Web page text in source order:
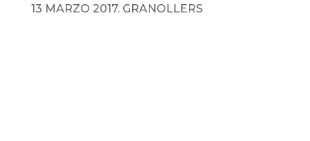
13 MARZO 2017. GRANOLLERS